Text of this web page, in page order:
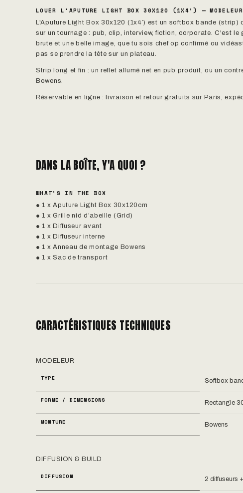
LOUER L'APUTURE LIGHT BOX 30X120 (1X4′) — MODELEUR
L'Aputure Light Box 30x120 (1x4′) est un softbox bande
sur un tournage : pub, clip, interview, fiction, corporate. C'est
brute et une belle image, que tu sois chef op confirmé ou
pas se prendre la tête sur un plateau.
Strip long et fin : un reflet allumé net en pub produit, ou un
Bowens.
Réservable en ligne : livraison et retour gratuits sur Paris,
DANS LA BOÎTE, Y'A QUOI ?
WHAT’S IN THE BOX
● 1 x Aputure Light Box 30x120cm
● 1 x Grille nid d’abeille (Grid)
● 1 x Diffuseur avant
● 1 x Diffuseur interne
● 1 x Anneau de montage Bowens
● 1 x Sac de transport
CARACTÉRISTIQUES TECHNIQUES
MODELEUR
TYPE Softbox
FORME / DIMENSIONS Rectangle
MONTURE Bowens
DIFFUSION & BUILD
DIFFUSION 2 diffuseurs